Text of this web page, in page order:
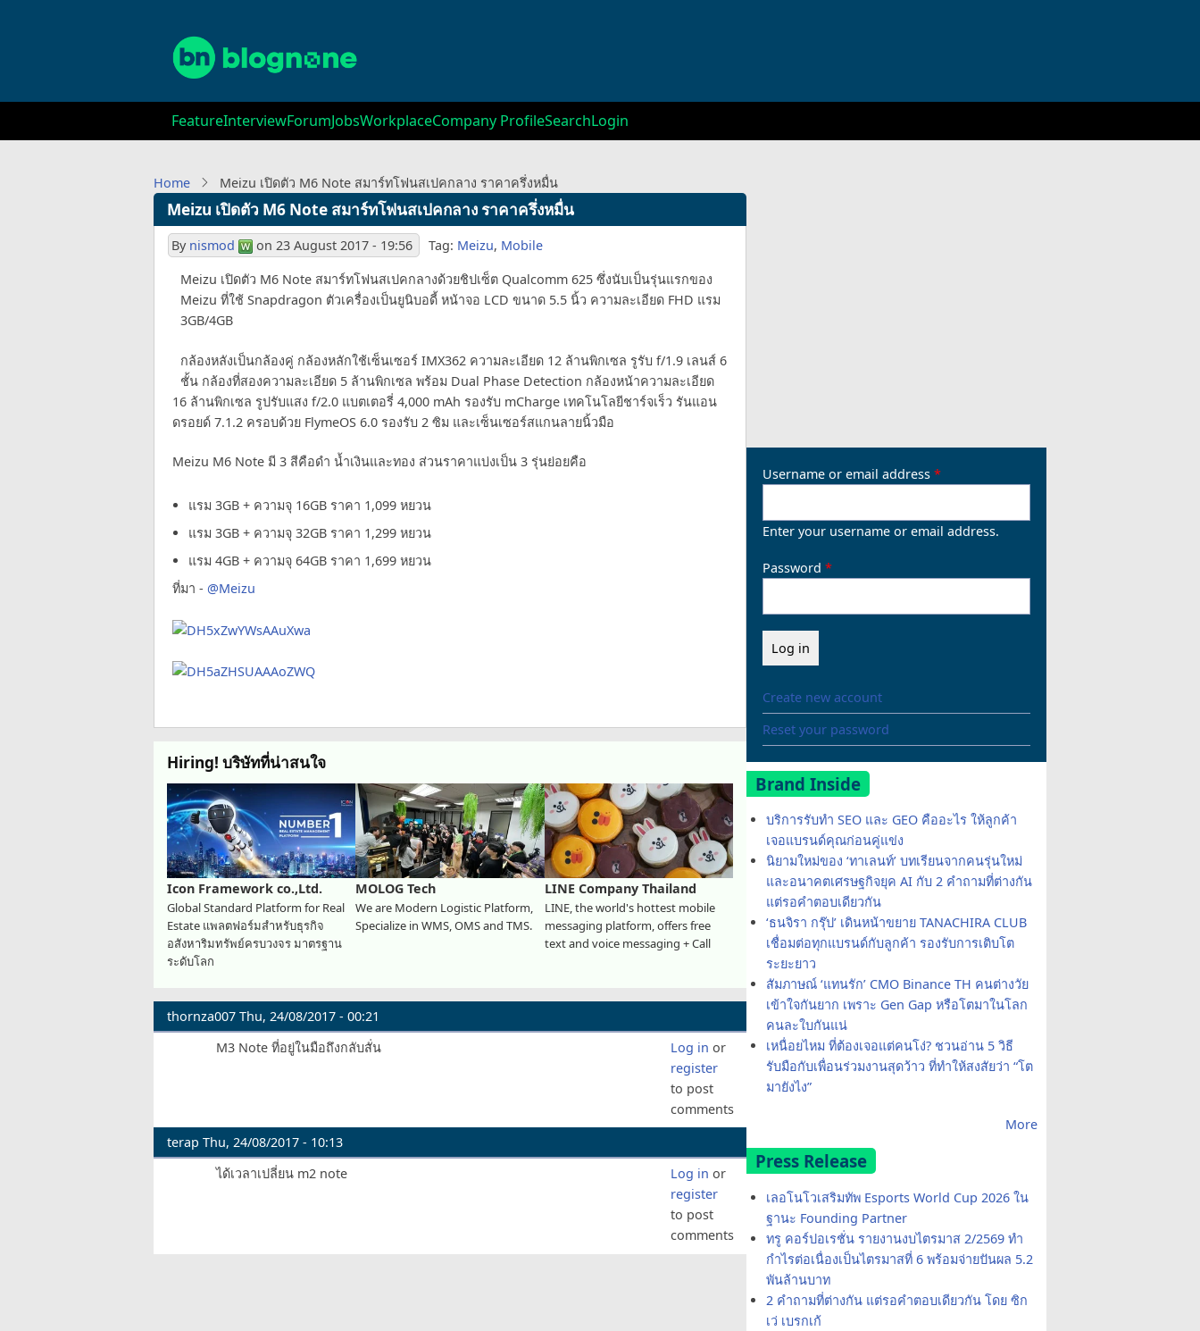
Main
navigation
FeatureInterviewForumJobsWorkplaceCompany ProfileSearchLogin
Home Meizu เปิดตัว M6 Note สมาร์ทโฟนสเปคกลาง ราคาครึ่งหมื่น
Meizu เปิดตัว M6 Note สมาร์ทโฟนสเปคกลาง ราคาครึ่งหมื่น
By nismod on 23 August 2017 - 19:56 Tag: Meizu, Mobile
Meizu เปิดตัว M6 Note สมาร์ทโฟนสเปคกลางด้วยชิปเซ็ต Qualcomm 625 ซึ่งนับเป็นรุ่นแรกของ
Meizu ที่ใช้ Snapdragon ตัวเครื่องเป็นยูนิบอดี้ หน้าจอ LCD ขนาด 5.5 นิ้ว ความละเอียด FHD แรม
3GB/4GB
กล้องหลังเป็นกล้องคู่ กล้องหลักใช้เซ็นเซอร์ IMX362 ความละเอียด 12 ล้านพิกเซล รูรับ f/1.9 เลนส์ 6
ชั้น กล้องที่สองความละเอียด 5 ล้านพิกเซล พร้อม Dual Phase Detection กล้องหน้าความละเอียด
16 ล้านพิกเซล รูปรับแสง f/2.0 แบตเตอรี่ 4,000 mAh รองรับ mCharge เทคโนโลยีชาร์จเร็ว รันแอน
ดรอยด์ 7.1.2 ครอบด้วย FlymeOS 6.0 รองรับ 2 ซิม และเซ็นเซอร์สแกนลายนิ้วมือ
Meizu M6 Note มี 3 สีคือดำ น้ำเงินและทอง ส่วนราคาแบ่งเป็น 3 รุ่นย่อยคือ
แรม 3GB + ความจุ 16GB ราคา 1,099 หยวน
แรม 3GB + ความจุ 32GB ราคา 1,299 หยวน
แรม 4GB + ความจุ 64GB ราคา 1,699 หยวน
ที่มา - @Meizu
Hiring! บริษัทที่น่าสนใจ
Icon Framework co.,Ltd.
Global Standard Platform for Real
Estate แพลตฟอร์มสำหรับธุรกิจ
อสังหาริมทรัพย์ครบวงจร มาตรฐาน
ระดับโลก
MOLOG Tech
We are Modern Logistic Platform,
Specialize in WMS, OMS and TMS.
LINE Company Thailand
LINE, the world's hottest mobile
messaging platform, offers free
text and voice messaging + Call
thornza007 Thu, 24/08/2017 - 00:21
M3 Note ที่อยู่ในมือถึงกลับสั่น
Log in or
register
to post
comments
terap Thu, 24/08/2017 - 10:13
ได้เวลาเปลี่ยน m2 note
Log in or
register
to post
comments
Username or email address
Enter your username or email address.
Password
Create new account
Reset your password
Brand Inside
บริการรับทำ SEO และ GEO คืออะไร ให้ลูกค้า
เจอแบรนด์คุณก่อนคู่แข่ง
นิยามใหม่ของ ‘ทาเลนท์’ บทเรียนจากคนรุ่นใหม่
และอนาคตเศรษฐกิจยุค AI กับ 2 คำถามที่ต่างกัน
แต่รอคำตอบเดียวกัน
‘ธนจิรา กรุ๊ป’ เดินหน้าขยาย TANACHIRA CLUB
เชื่อมต่อทุกแบรนด์กับลูกค้า รองรับการเติบโต
ระยะยาว
สัมภาษณ์ ‘แทนรัก’ CMO Binance TH คนต่างวัย
เข้าใจกันยาก เพราะ Gen Gap หรือโตมาในโลก
คนละใบกันแน่
เหนื่อยไหม ที่ต้องเจอแต่คนโง่? ชวนอ่าน 5 วิธี
รับมือกับเพื่อนร่วมงานสุดว้าว ที่ทำให้สงสัยว่า “โต
มายังไง”
More
Press Release
เลอโนโวเสริมทัพ Esports World Cup 2026 ใน
ฐานะ Founding Partner
ทรู คอร์ปอเรชั่น รายงานงบไตรมาส 2/2569 ทำ
กำไรต่อเนื่องเป็นไตรมาสที่ 6 พร้อมจ่ายปันผล 5.2
พันล้านบาท
2 คำถามที่ต่างกัน แต่รอคำตอบเดียวกัน โดย ซิก
เว่ เบรกเก้